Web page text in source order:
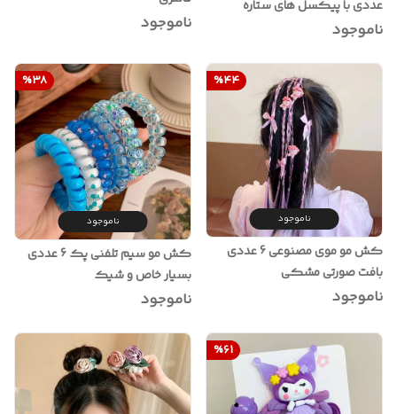
عددی با پیکسل های ستاره
ناموجود ناموجود
%44
ناموجود
کش مو موی مصنوعی 6 عددی
بافت صورتی مشکی
ناموجود
%38
ناموجود
کش مو سیم تلفنی پک 6 عددی
بسیار خاص و شیک
ناموجود
%61